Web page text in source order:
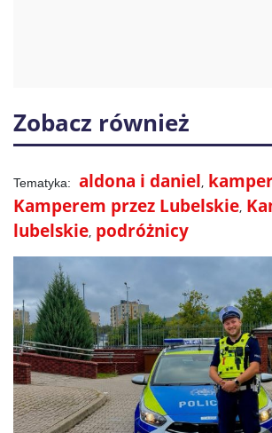
Zobacz również
aldona i daniel
Kamperem przez Lubelskie
lubelskie podróżnicy